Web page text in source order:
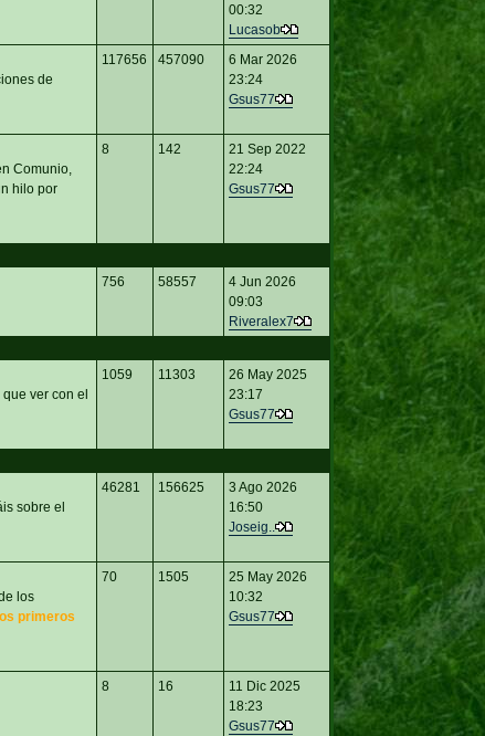
00:32
Lucasob
de
117656 457090
6 Mar 2026
23:24
Gsus77
Comunio,
hilo por
8 142
21 Sep 2022
22:24
Gsus77
756 58557
4 Jun 2026
09:03
Riveralex7
ver con el
1059 11303
26 May 2025
23:17
Gsus77
sobre el
46281 156625
3 Ago 2026
16:50
Joseig..
los
primeros
70 1505
25 May 2026
10:32
Gsus77
8 16
11 Dic 2025
18:23
Gsus77